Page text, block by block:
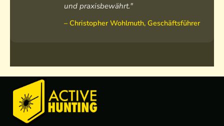
und praxisbewährt."
– Christopher Wohlmuth, Geschäftsführer